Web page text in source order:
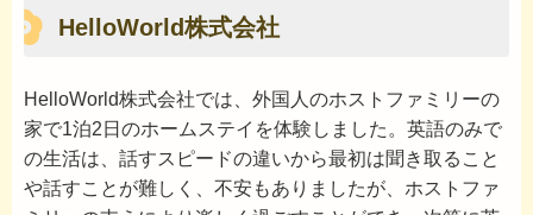
HelloWorld株式会社
HelloWorld株式会社では、外国人のホストファミリーの
家で1泊2日のホームステイを体験しました。英語のみで
の生活は、話すスピードの違いから最初は聞き取ること
や話すことが難しく、不安もありましたが、ホストファ